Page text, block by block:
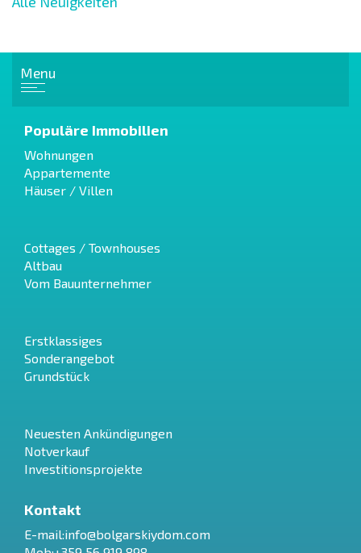
Menu
Populäre Immobilien
Wohnungen
Appartemente
Häuser / Villen
Cottages / Townhouses
Altbau
Vom Bauunternehmer
Erstklassiges
Sonderangebot
Grundstück
Neuesten Ankündigungen
Notverkauf
Investitionsprojekte
Kontakt
E-mail:info@bolgarskiydom.com